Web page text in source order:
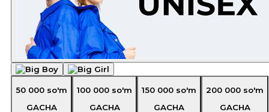
50 000 so'm
GACHA
100 000 so'm
GACHA
150 000 so'm
GACHA
200 000 so'm
GACHA